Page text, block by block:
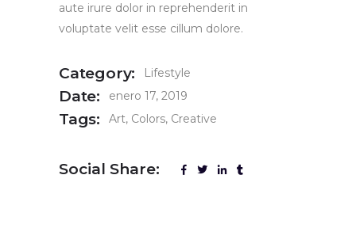
aute irure dolor in reprehenderit in
voluptate velit esse cillum dolore.
Category: Lifestyle
Date: enero 17, 2019
Tags: Art Colors Creative
Social Share: